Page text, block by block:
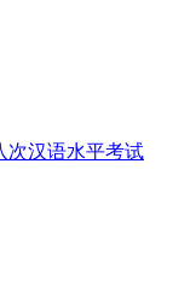
次汉语水平考试